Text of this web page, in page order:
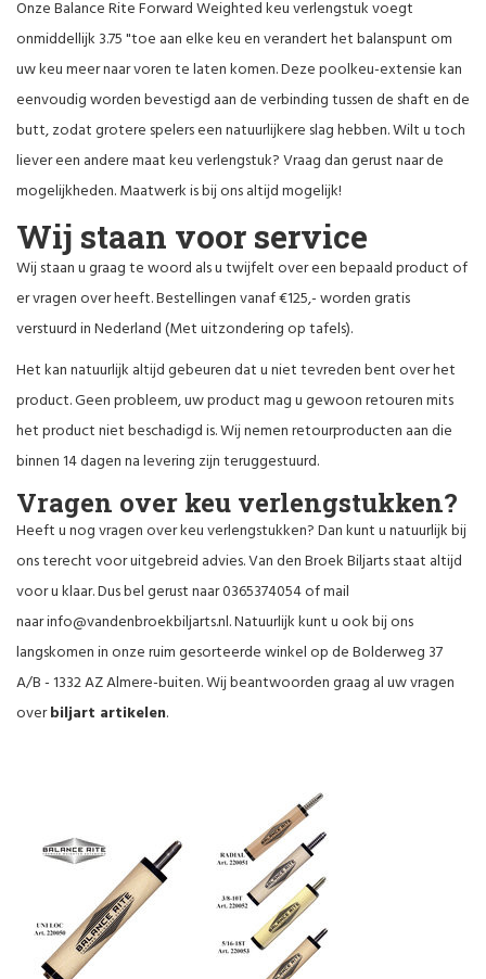
Onze Balance Rite Forward Weighted keu verlengstuk voegt
onmiddellijk 3.75 "toe aan elke keu en verandert het balanspunt om
uw keu meer naar voren te laten komen. Deze poolkeu-extensie kan
eenvoudig worden bevestigd aan de verbinding tussen de shaft en de
butt, zodat grotere spelers een natuurlijkere slag hebben. Wilt u toch
liever een andere maat keu verlengstuk? Vraag dan gerust naar de
mogelijkheden. Maatwerk is bij ons altijd mogelijk!
Wij staan voor service
Wij staan u graag te woord als u twijfelt over een bepaald product of
er vragen over heeft. Bestellingen vanaf €125,- worden gratis
verstuurd in Nederland (Met uitzondering op tafels).
Het kan natuurlijk altijd gebeuren dat u niet tevreden bent over het
product. Geen probleem, uw product mag u gewoon retouren mits
het product niet beschadigd is. Wij nemen retourproducten aan die
binnen 14 dagen na levering zijn teruggestuurd.
Vragen over keu verlengstukken?
Heeft u nog vragen over keu verlengstukken? Dan kunt u natuurlijk bij
ons terecht voor uitgebreid advies. Van den Broek Biljarts staat altijd
voor u klaar. Dus bel gerust naar 0365374054 of mail
naarinfo@vandenbroekbiljarts.nl. Natuurlijk kunt u ook bij ons
langskomen in onze ruim gesorteerde winkel op de Bolderweg 37
A/B - 1332 AZ Almere-buiten. Wij beantwoorden graag al uw vragen
overbiljart artikelen.